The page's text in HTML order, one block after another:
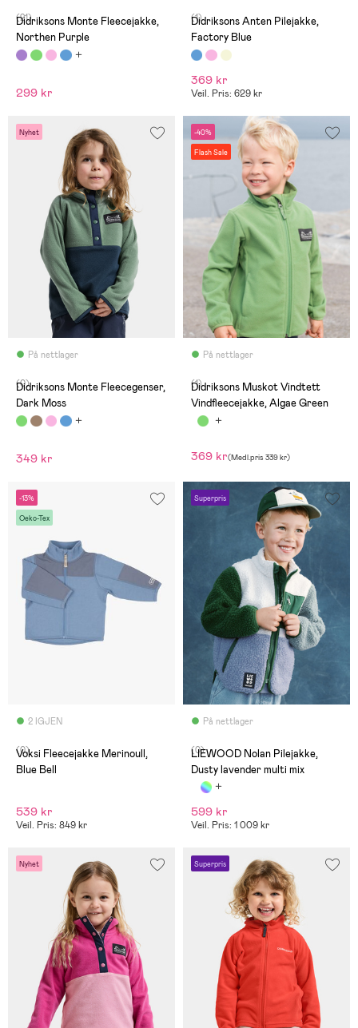
(21)
Didriksons Monte Fleecejakke,
Northen Purple
299 kr
(1)
Didriksons Anten Pilejakke,
Factory Blue
369 kr
Veil. Pris: 629 kr
Nyhet
På nettlager
(0)
Didriksons Monte Fleecegenser,
Dark Moss
349 kr
-40%
Flash Sale
På nettlager
(1)
Didriksons Muskot Vindtett
Vindfleecejakke, Algae Green
369 kr(Medl.pris 339 kr)
-13%
Oeko-Tex
2 IGJEN
(0)
Voksi Fleecejakke Merinoull,
Blue Bell
539 kr
Veil. Pris: 849 kr
Superpris
På nettlager
(0)
LIEWOOD Nolan Pilejakke,
Dusty lavender multi mix
599 kr
Veil. Pris: 1 009 kr
Nyhet Superpris